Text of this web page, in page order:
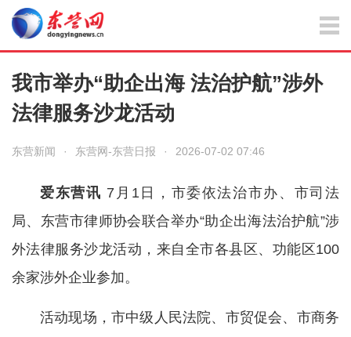
我市举办“助企出海 法治护航”涉外
法律服务沙龙活动
东营新闻 · 东营网-东营日报 · 2026-07-02 07:46
爱东营讯 7月1日，市委依法治市办、市司法
局、东营市律师协会联合举办“助企出海法治护航”涉
外法律服务沙龙活动，来自全市各县区、功能区100
余家涉外企业参加。
活动现场，市中级人民法院、市贸促会、市商务